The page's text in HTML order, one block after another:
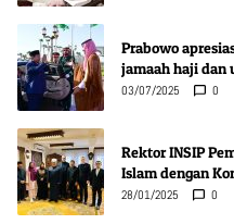
Prabowo
jamaah haji dan
03/07/2025 0
Rektor INSIP
Islam dengan
28/01/2025 0